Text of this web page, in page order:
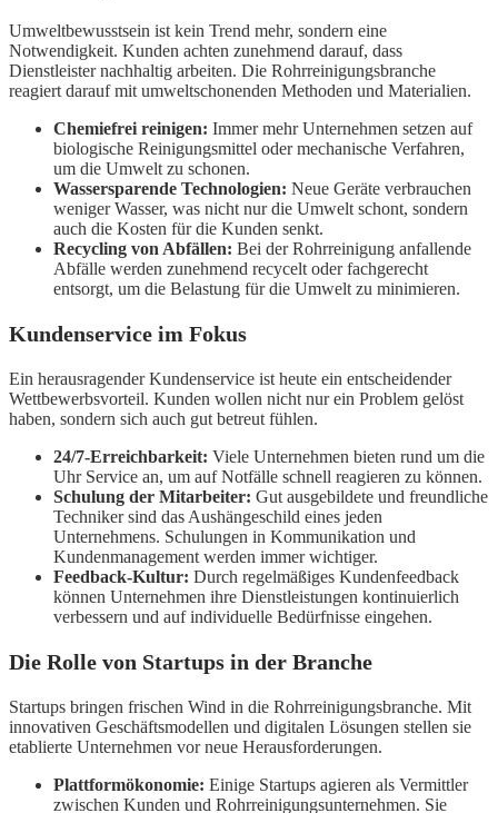
Umweltbewusstsein ist kein Trend mehr, sondern eine
Notwendigkeit. Kunden achten zunehmend darauf, dass
Dienstleister nachhaltig arbeiten. Die Rohrreinigungsbranche
reagiert darauf mit umweltschonenden Methoden und Materialien.
Chemiefrei reinigen: Immer mehr Unternehmen setzen auf
biologische Reinigungsmittel oder mechanische Verfahren,
um die Umwelt zu schonen.
Wassersparende Technologien: Neue Geräte verbrauchen
weniger Wasser, was nicht nur die Umwelt schont, sondern
auch die Kosten für die Kunden senkt.
Recycling von Abfällen: Bei der Rohrreinigung anfallende
Abfälle werden zunehmend recycelt oder fachgerecht
entsorgt, um die Belastung für die Umwelt zu minimieren.
Kundenservice im Fokus
Ein herausragender Kundenservice ist heute ein entscheidender
Wettbewerbsvorteil. Kunden wollen nicht nur ein Problem gelöst
haben, sondern sich auch gut betreut fühlen.
24/7-Erreichbarkeit: Viele Unternehmen bieten rund um die
Uhr Service an, um auf Notfälle schnell reagieren zu können.
Schulung der Mitarbeiter: Gut ausgebildete und freundliche
Techniker sind das Aushängeschild eines jeden
Unternehmens. Schulungen in Kommunikation und
Kundenmanagement werden immer wichtiger.
Feedback-Kultur: Durch regelmäßiges Kundenfeedback
können Unternehmen ihre Dienstleistungen kontinuierlich
verbessern und auf individuelle Bedürfnisse eingehen.
Die Rolle von Startups in der Branche
Startups bringen frischen Wind in die Rohrreinigungsbranche. Mit
innovativen Geschäftsmodellen und digitalen Lösungen stellen sie
etablierte Unternehmen vor neue Herausforderungen.
Plattformökonomie: Einige Startups agieren als Vermittler
zwischen Kunden und Rohrreinigungsunternehmen. Sie